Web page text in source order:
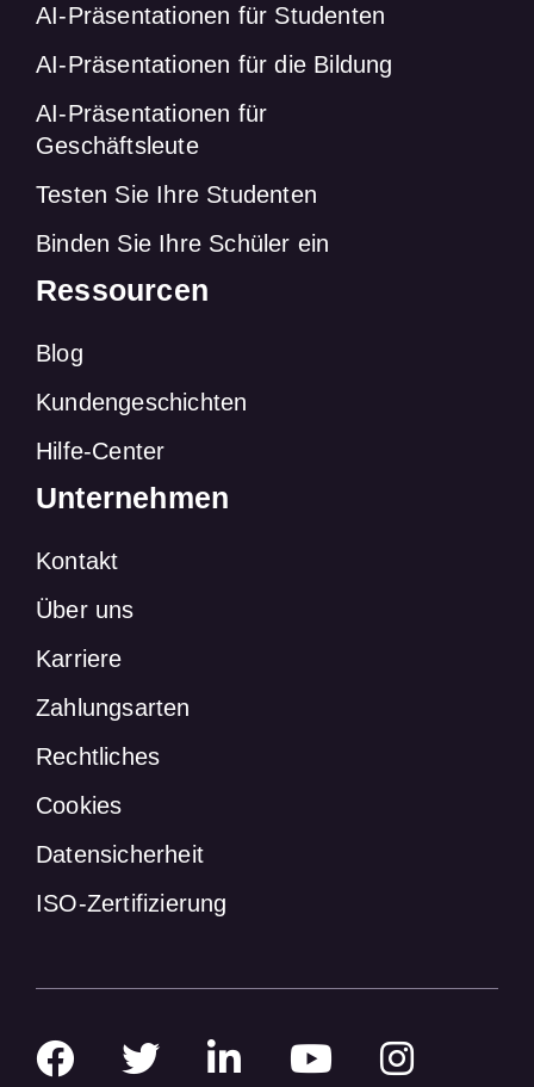
AI-Präsentationen für Studenten
AI-Präsentationen für die Bildung
AI-Präsentationen für
Geschäftsleute
Testen Sie Ihre Studenten
Binden Sie Ihre Schüler ein
Ressourcen
Blog
Kundengeschichten
Hilfe-Center
Unternehmen
Kontakt
Über uns
Karriere
Zahlungsarten
Rechtliches
Cookies
Datensicherheit
ISO-Zertifizierung